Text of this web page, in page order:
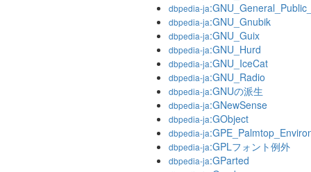
dbpedia-ja
dbpedia-ja:GNU_Gnubik
dbpedia-ja:GNU_Guix
dbpedia-ja:GNU_Hurd
dbpedia-ja:GNU_IceCat
dbpedia-ja:GNU_Radio
dbpedia-ja:GNUの派生
dbpedia-ja:GNewSense
dbpedia-ja:GObject
dbpedia-ja
dbpedia-ja:GPLフォント例外
dbpedia-ja:GParted